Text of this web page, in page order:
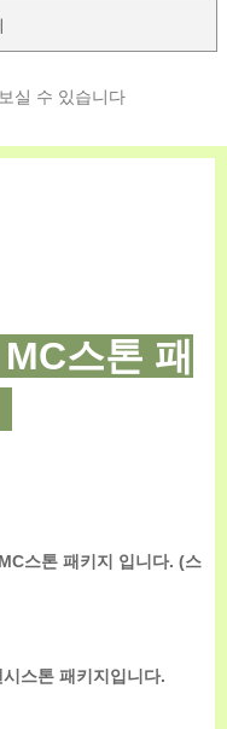
실 수 있습니다
스톤 패
스톤 패키지 입니다. (스
스톤 패키지입니다.